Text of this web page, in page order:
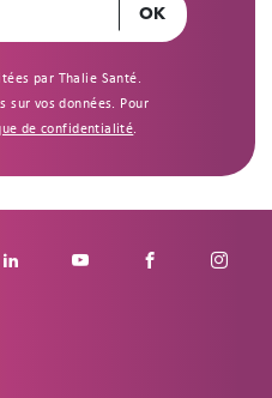
par Thalie Santé.
sur vos données. Pour
de confidentialité.
social
Linkedin Youtube Facebook